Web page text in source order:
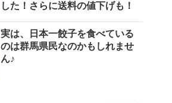
した！さらに送料の値下げも！
実は、日本一餃子を食べている
のは群馬県民なのかもしれませ
ん♪